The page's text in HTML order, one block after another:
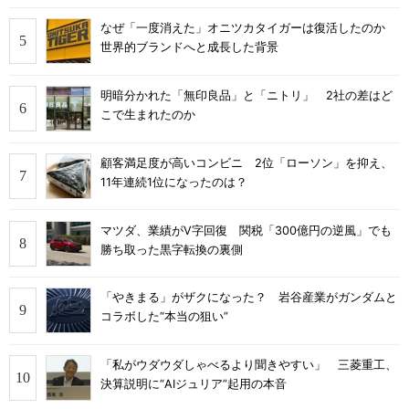
なぜ「一度消えた」オニツカタイガーは復活したのか
世界的ブランドへと成長した背景
明暗分かれた「無印良品」と「ニトリ」 2社の差はど
こで生まれたのか
顧客満足度が高いコンビニ 2位「ローソン」を抑え、
11年連続1位になったのは？
マツダ、業績がV字回復 関税「300億円の逆風」でも
勝ち取った黒字転換の裏側
「やきまる」がザクになった？ 岩谷産業がガンダムと
コラボした“本当の狙い”
「私がウダウダしゃべるより聞きやすい」 三菱重工、
決算説明に“AIジュリア”起用の本音